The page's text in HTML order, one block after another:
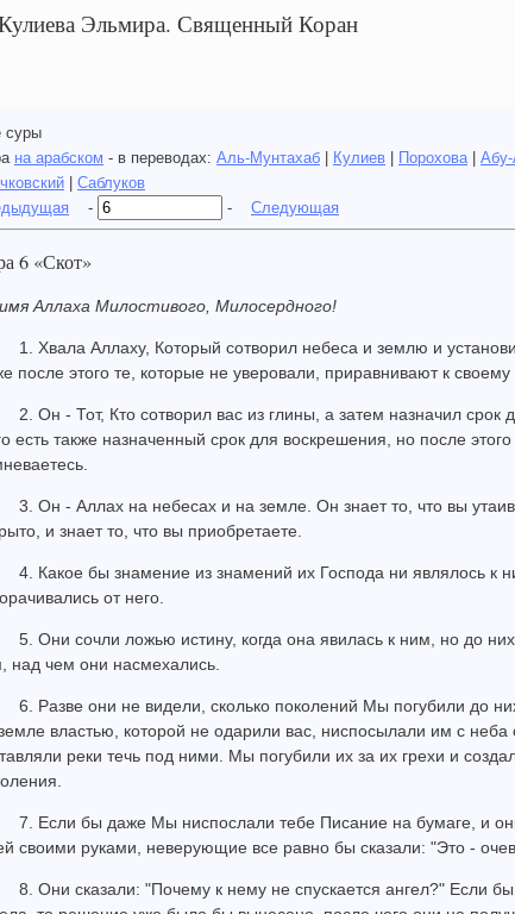
Эльмира. Священный Коран
суры
на арабском - в переводах: Аль-Мунтахаб | Кулиев | Порохова |
| Саблуков
- - Следующая
6 «Скот»
Аллаха Милостивого, Милосердного!
1. Хвала Аллаху, Который сотворил небеса и землю и
после этого те, которые не уверовали, приравнивают к своему
2. Он - Тот, Кто сотворил вас из глины, а затем назначил срок
есть также назначенный срок для воскрешения, но после
3. Он - Аллах на небесах и на земле. Он знает то, что вы
и знает то, что вы приобретаете.
4. Какое бы знамение из знамений их Господа ни являлось к
от него.
5. Они сочли ложью истину, когда она явилась к ним, но до
над чем они насмехались.
6. Разве они не видели, сколько поколений Мы погубили до
властью, которой не одарили вас, ниспосылали им с
реки течь под ними. Мы погубили их за их грехи и
7. Если бы даже Мы ниспослали тебе Писание на бумаге, и
своими руками, неверующие все равно бы сказали: "Это -
8. Они сказали: "Почему к нему не спускается ангел?" Если